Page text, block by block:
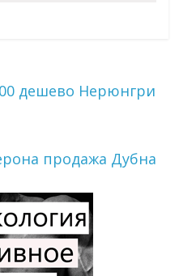
дешево Нерюнгри
продажа Дубна